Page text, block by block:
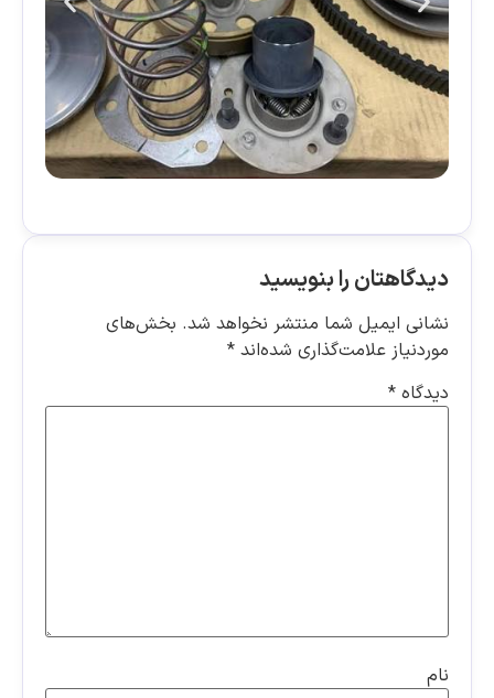
دیدگاهتان را بنویسید
نشانی ایمیل شما منتشر نخواهد شد. بخش‌های
موردنیاز علامت‌گذاری شده‌اند *
دیدگاه *
نام